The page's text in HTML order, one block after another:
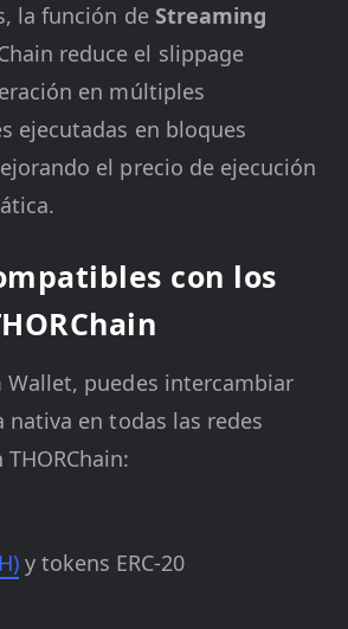
la función de Streaming
reduce el slippage
en múltiples
ejecutadas en bloques
el precio de ejecución
con los
Wallet, puedes intercambiar
nativa en todas las redes
y tokens ERC-20